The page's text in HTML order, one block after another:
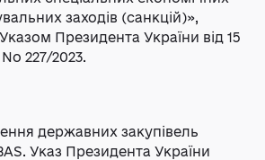
заходів (санкцій)»,
Президента України від 15
227/2023.
державних закупівель
Указ Президента України